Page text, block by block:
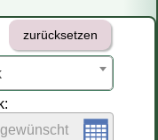
zurücksetzen